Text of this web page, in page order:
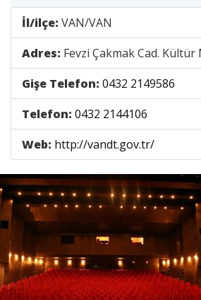
İl/ilçe: VAN/VAN
Adres: Fevzi Çakmak Cad. Kültür
Gişe Telefon: 0432 2149586
Telefon: 0432 2144106
Web: http://vandt.gov.tr/